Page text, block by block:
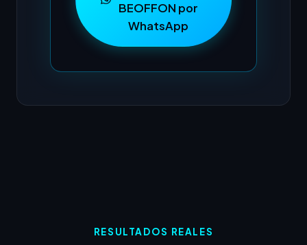
BEOFFON por
WhatsApp
RESULTADOS REALES